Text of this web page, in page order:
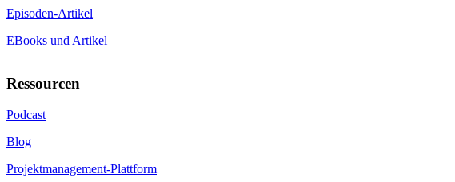
Episoden-Artikel
EBooks und Artikel
Ressourcen
Podcast
Blog
Projektmanagement-Plattform